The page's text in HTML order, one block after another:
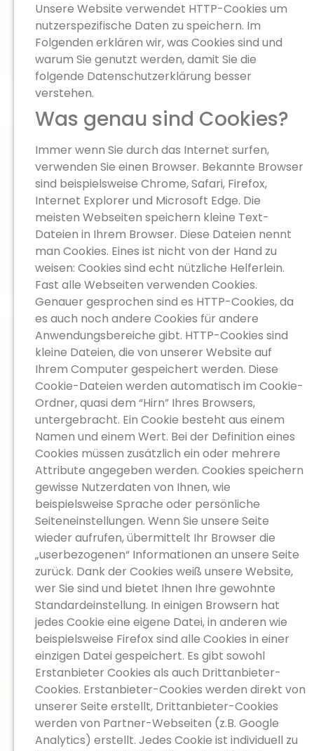
Unsere Website verwendet HTTP-Cookies um
nutzerspezifische Daten zu speichern. Im
Folgenden erklären wir, was Cookies sind und
warum Sie genutzt werden, damit Sie die
folgende Datenschutzerklärung besser
verstehen.
Was genau sind Cookies?
Immer wenn Sie durch das Internet surfen,
verwenden Sie einen Browser. Bekannte Browser
sind beispielsweise Chrome, Safari, Firefox,
Internet Explorer und Microsoft Edge. Die
meisten Webseiten speichern kleine Text-
Dateien in Ihrem Browser. Diese Dateien nennt
man Cookies. Eines ist nicht von der Hand zu
weisen: Cookies sind echt nützliche Helferlein.
Fast alle Webseiten verwenden Cookies.
Genauer gesprochen sind es HTTP-Cookies, da
es auch noch andere Cookies für andere
Anwendungsbereiche gibt. HTTP-Cookies sind
kleine Dateien, die von unserer Website auf
Ihrem Computer gespeichert werden. Diese
Cookie-Dateien werden automatisch im Cookie-
Ordner, quasi dem “Hirn” Ihres Browsers,
untergebracht. Ein Cookie besteht aus einem
Namen und einem Wert. Bei der Definition eines
Cookies müssen zusätzlich ein oder mehrere
Attribute angegeben werden. Cookies speichern
gewisse Nutzerdaten von Ihnen, wie
beispielsweise Sprache oder persönliche
Seiteneinstellungen. Wenn Sie unsere Seite
wieder aufrufen, übermittelt Ihr Browser die
„userbezogenen“ Informationen an unsere Seite
zurück. Dank der Cookies weiß unsere Website,
wer Sie sind und bietet Ihnen Ihre gewohnte
Standardeinstellung. In einigen Browsern hat
jedes Cookie eine eigene Datei, in anderen wie
beispielsweise Firefox sind alle Cookies in einer
einzigen Datei gespeichert. Es gibt sowohl
Erstanbieter Cookies als auch Drittanbieter-
Cookies. Erstanbieter-Cookies werden direkt von
unserer Seite erstellt, Drittanbieter-Cookies
werden von Partner-Webseiten (z.B. Google
Analytics) erstellt. Jedes Cookie ist individuell zu